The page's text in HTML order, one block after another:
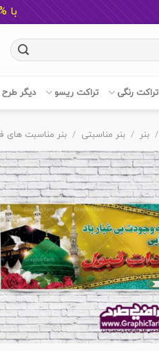
با %50 تخفیف
تراکت رنگی تراکت ریسو دیگر طرح
/ بنر / بنر مناسبتی / بنر مناسبت های